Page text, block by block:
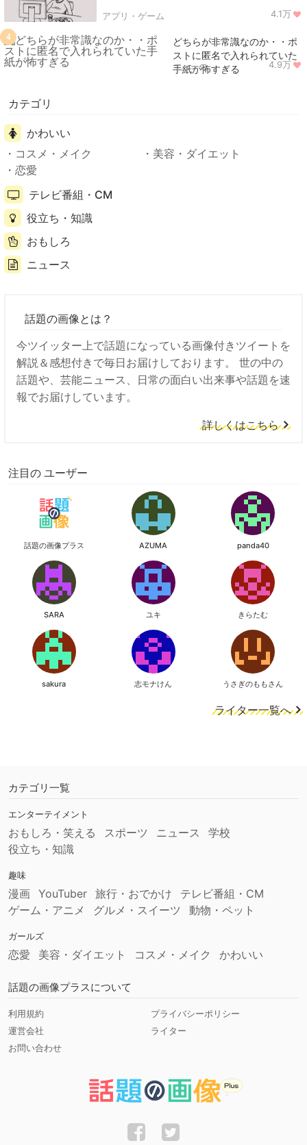
アプリ・ゲーム 4.1万
どちらが非常識なのか・・ポ
ストに匿名で入れられていた
手紙が怖すぎる
ニュース 4.9万
4
カテゴリ
かわいい
コスメ・メイク
美容・ダイエット
恋愛
テレビ番組・CM
役立ち・知識
おもしろ
ニュース
話題の画像とは？
今ツイッター上で話題になっている画像付きツイートを
解説＆感想付きで毎日お届けしております。 世の中の
話題や、芸能ニュース、日常の面白い出来事や話題を速
報でお届けしています。
詳しくはこちら
注目の ユーザー
話題の画像プラス AZUMA panda40
SARA ユキ きらたむ
sakura 志モナけん うさぎのももさん
ライター一覧へ
カテゴリ一覧
エンターテイメント
おもしろ・笑える スポーツ ニュース
学校
役立ち・知識
趣味
漫画 YouTuber 旅行・おでかけ
テレビ番組・CM
ゲーム・アニメ
グルメ・スイーツ 動物・ペット
ガールズ
恋愛 美容・ダイエット コスメ・メイク かわいい
話題の画像プラスについて
利用規約
プライバシーポリシー
運営会社
ライター
お問い合わせ